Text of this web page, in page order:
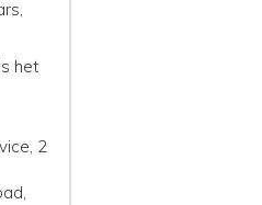
het
2